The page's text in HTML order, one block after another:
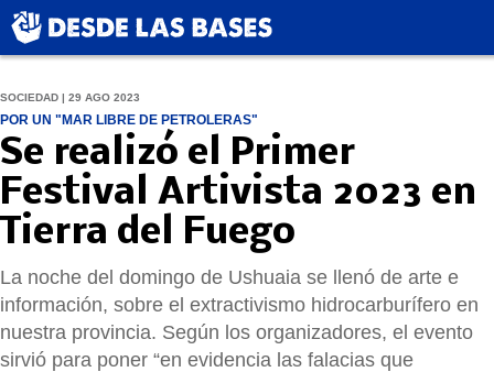
SOCIEDAD | 29 AGO 2023
POR UN "MAR LIBRE DE PETROLERAS"
Se realizó el Primer
Festival Artivista 2023 en
Tierra del Fuego
La noche del domingo de Ushuaia se llenó de arte e
información, sobre el extractivismo hidrocarburífero en
nuestra provincia. Según los organizadores, el evento
sirvió para poner “en evidencia las falacias que